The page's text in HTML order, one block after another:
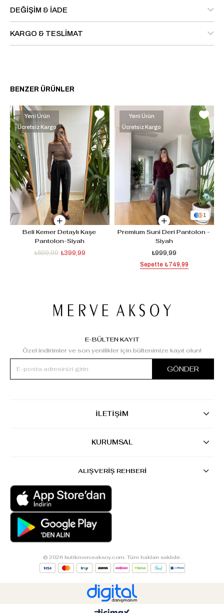
DEĞIŞIM & İADE
KARGO & TESLIMAT
BENZER ÜRÜNLER
Beli Kemer Detaylı Kaşe
Pantolon-Siyah
₺399,99
₺699,99
Yeni Ürün
Ücretsiz Kargo
1
Premium Suni Deri Pantolon -
Siyah
₺999,99
Sepette ₺749,99
Yeni Ürün
Ücretsiz Kargo
E-BÜLTEN KAYIT
Özel indirimler ve son yenilikler için bültenimize kayıt olun!
GÖNDER
İLETİŞİM
KURUMSAL
ALIŞVERİŞ REHBERİ
© 2026 butikmerveaksoy.com. Tüm hakları saklıdır.